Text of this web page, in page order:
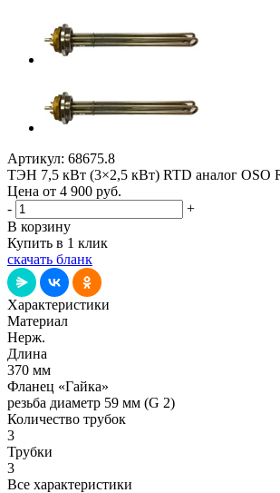
Артикул: 68675.8
ТЭН 7,5 кВт (3×2,5 кВт) RTD аналог
Цена от 4 900 руб.
-
+
В корзину
Купить в 1 клик
скачать бланк
Характеристики
Материал
Нерж.
Длина
370 мм
Фланец «Гайка»
резьба диаметр 59 мм (G 2)
Количество трубок
3
Трубки
3
Все характеристики